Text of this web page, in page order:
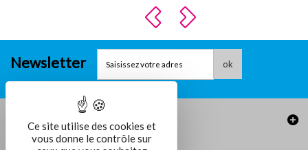
Newsletter ok
Informations
Ce site utilise des cookies et
vous donne le contrôle sur